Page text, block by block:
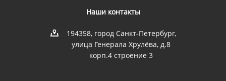
Наши контакты
194358, город Санкт-Петербург,
улица Генерала Хрулёва, д.8
корп.4 строение 3